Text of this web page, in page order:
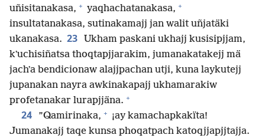
uñisitanakasa, + yaqhachatanakasa, +
insultatanakasa, sutinakamajj jan walit uñjatäki
ukanakasa. 23
Ukham paskani ukhajj kusisipjjam,
kʼuchisiñatsa thoqtapjjarakim, jumanakatakejj mä
jachʼa bendicionaw alajjpachan utji, kuna laykutejj
jupanakan nayra awkinakapajj ukhamarakiw
profetanakar lurapjjäna. +
24 ”Qamirinaka, + ¡ay kamachapkakïta!
Jumanakajj taqe kunsa phoqatpach katoqjjapjjtajja.